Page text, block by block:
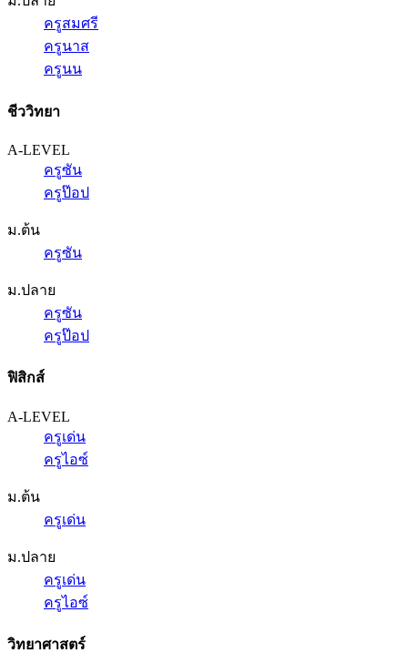
ครูสมศรี
ครูนาส
ครูนน
ชีววิทยา
A-LEVEL
ครูซัน
ครูป๊อป
ม.ต้น
ครูซัน
ม.ปลาย
ครูซัน
ครูป๊อป
ฟิสิกส์
A-LEVEL
ครูเด่น
ครูไอซ์
ม.ต้น
ครูเด่น
ม.ปลาย
ครูเด่น
ครูไอซ์
วิทยาศาสตร์